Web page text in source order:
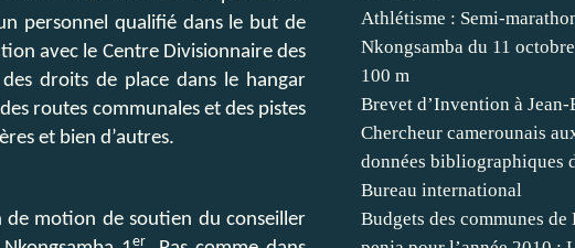
personnel qualifié dans le but de
avec le Centre Divisionnaire des
droits de place dans le hangar
routes communales et des pistes
et bien d’autres.
de motion de soutien du conseiller
er
Athlétisme : Semi-
Nkongsamba du 11
100 m
Brevet d’Invention à Jean-
Chercheur camerounais
données bibliographiques
Bureau international
Budgets des communes